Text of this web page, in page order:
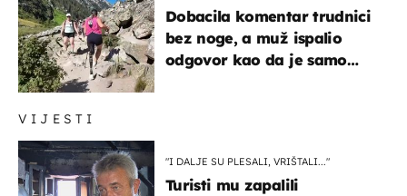
VIJESTI
"I DALJE SU PLESALI, VRIŠTALI..."
Turisti mu zapalili
Dobacila komentar trudnici
bez noge, a muž ispalio
odgovor kao da je samo